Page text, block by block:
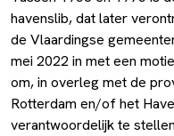
havenslib, dat later
de Vlaardingse
mei 2022 in met een
om, in overleg met de
Rotterdam en/of het
verantwoordelijk te